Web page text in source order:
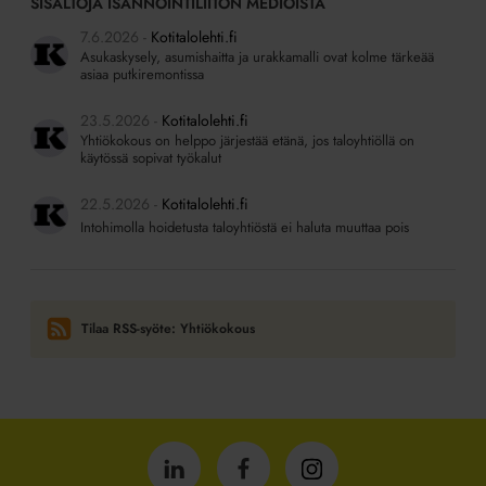
7.6.2026
Kotitalolehti.fi
Asukaskysely, asumishaitta ja urakkamalli ovat kolme tärkeää
asiaa putkiremontissa
23.5.2026 Kotitalolehti.fi
Yhtiökokous on helppo järjestää etänä, jos taloyhtiöllä on
käytössä sopivat työkalut
22.5.2026 Kotitalolehti.fi
Intohimolla hoidetusta taloyhtiöstä ei haluta muuttaa pois
Tilaa RSS-syöte: Yhtiökokous
IsännöintiliittoIsännöintiliittoIsännöintiliitto